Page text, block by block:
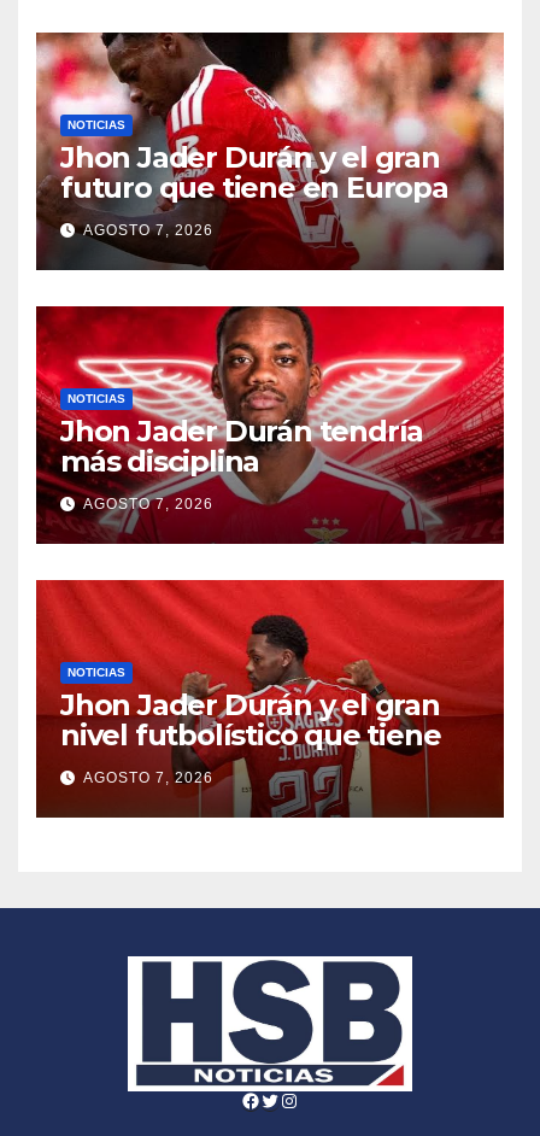
NOTICIAS
Jhon Jader Durán y el gran
futuro que tiene en Europa
AGOSTO 7, 2026
NOTICIAS
Jhon Jader Durán tendría
más disciplina
AGOSTO 7, 2026
NOTICIAS
Jhon Jader Durán y el gran
nivel futbolístico que tiene
AGOSTO 7, 2026
Facebook
Twitter
Instagram